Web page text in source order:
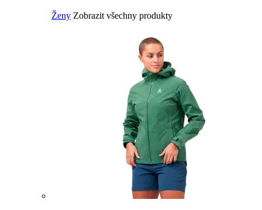
Ženy Zobrazit všechny produkty